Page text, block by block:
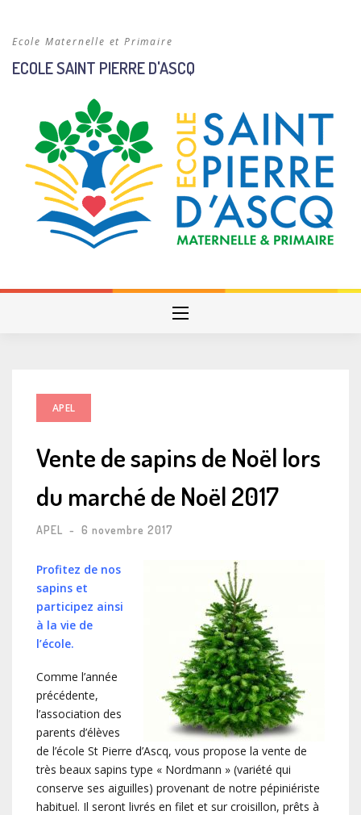
Ecole Maternelle et Primaire
ECOLE SAINT PIERRE D'ASCQ
APEL
Vente de sapins de Noël lors
du marché de Noël 2017
APEL - 6 novembre 2017
Profitez de nos
sapins et
participez ainsi
à la vie de
l’école.
Comme l’année
précédente,
l’association des
parents d’élèves
de l’école St Pierre d’Ascq, vous propose la vente de
très beaux sapins type « Nordmann » (variété qui
conserve ses aiguilles) provenant de notre pépiniériste
habituel. Il seront livrés en filet et sur croisillon, prêts à